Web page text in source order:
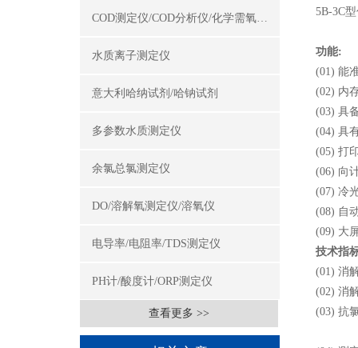
COD测定仪/COD分析仪/化学需氧量测定仪
水质离子测定仪
意大利哈纳试剂/哈钠试剂
多参数水质测定仪
余氯总氯测定仪
DO/溶解氧测定仪/溶氧仪
电导率/电阻率/TDS测定仪
PH计/酸度计/ORP测定仪
查看更多 >>
5B-3C
功能:
(01) 能
(02) 内
(03) 具
(04) 具
(05) 打
(06) 向
(07) 冷
(08) 自
(09) 大
技术指
(01) 消
(02) 消
(03) 抗